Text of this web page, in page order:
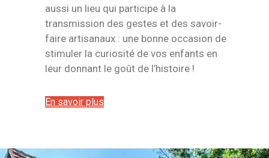
aussi un lieu qui participe à la
transmission des gestes et des savoir-
faire artisanaux : une bonne occasion de
stimuler la curiosité de vos enfants en
leur donnant le goût de l’histoire !
En savoir plus